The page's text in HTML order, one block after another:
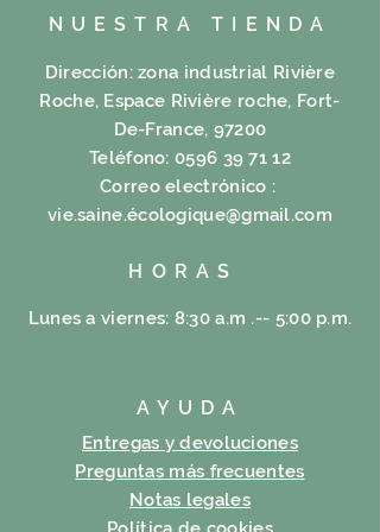
NUESTRA TIENDA
Dirección: zona industrial Rivière
Roche, Espace Rivière roche, Fort-
De-France, 97200
Teléfono:0596 39 71 12
Correo electrónico :
vie.saine.écologique@gmail.com
HORAS
Lunes a viernes: 8:30 a.m .-- 5:00 p.m.
AYUDA
Entregas y devoluciones
Preguntas más frecuentes
Notas legales